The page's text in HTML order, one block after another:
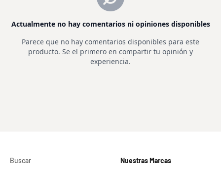
Buscar
Nuestras Marcas